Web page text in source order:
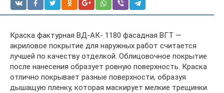
Краска фактурная ВД-АК- 1180 фасадная ВГТ —
акриловое покрытие для наружных работ считается
лучшей по качеству отделкой. Облицовочное покрытие
после нанесения образует ровную поверхность. Краска
отлично покрывает разные поверхности, образуя
дышащую пленку, которая маскирует мелкие трещинки.